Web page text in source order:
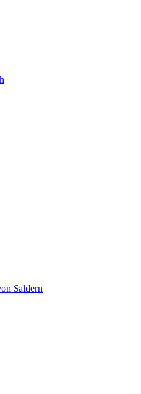
Saldern